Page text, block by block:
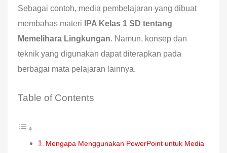
Sebagai contoh, media pembelajaran yang dibuat
membahas materi
IPA Kelas 1 SD tentang
Memelihara Lingkungan. Namun, konsep dan
teknik yang digunakan dapat diterapkan pada
berbagai mata pelajaran lainnya.
Table of Contents
Mengapa Menggunakan PowerPoint untuk Media